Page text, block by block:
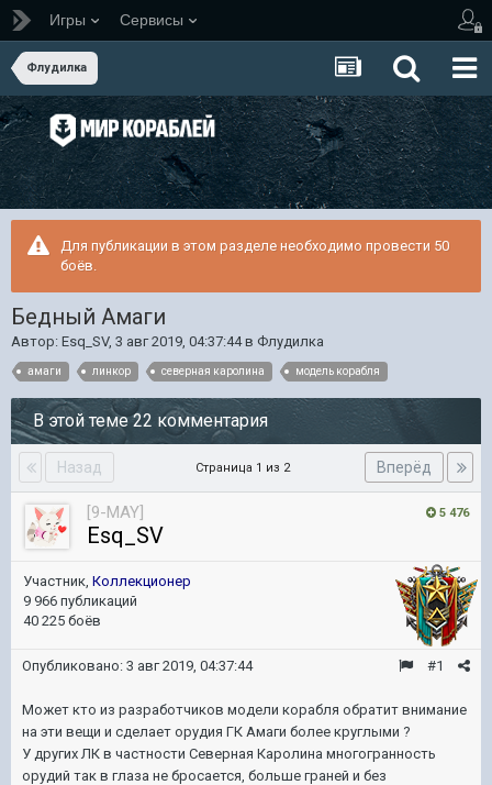
Игры Сервисы
Флудилка
Для публикации в этом разделе необходимо провести 50
боёв.
Бедный Амаги
Автор: Esq_SV, 3 авг 2019, 04:37:44в Флудилка
амаги линкор северная каролина модель корабля
В этой теме 22 комментария
Назад Вперёд
Страница 1 из 2
5 476
[9-MAY]
Esq_SV
Участник, Коллекционер
9 966 публикаций
40 225 боёв
#1
Опубликовано: 3 авг 2019, 04:37:44
Может кто из разработчиков модели корабля обратит внимание
на эти вещи и сделает орудия ГК Амаги более круглыми ?
У других ЛК в частности Северная Каролина многогранность
орудий так в глаза не бросается, больше граней и без